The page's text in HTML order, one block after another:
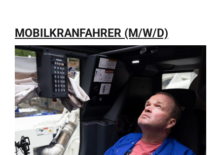
MOBILKRANFAHRER (M/W/D)